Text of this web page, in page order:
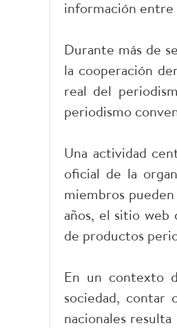
información entre
Durante más de
la cooperación
real del
periodismo
Una actividad
oficial de la
miembros
años, el sitio web
de productos
En un contexto
sociedad, contar
nacionales